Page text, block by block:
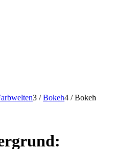
3 / Bokeh4 / Bokeh